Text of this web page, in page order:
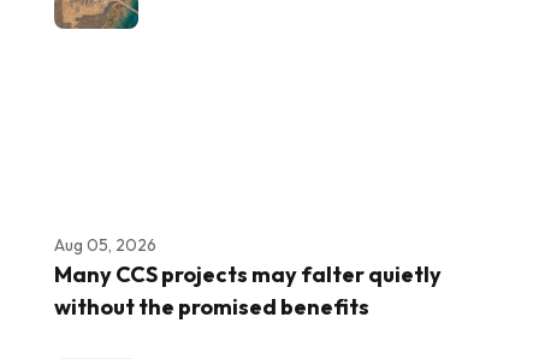
Aug 05, 2026
Many CCS projects may falter quietly
without the promised benefits